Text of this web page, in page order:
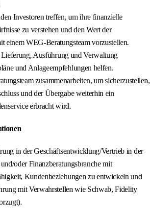
Investoren treffen, um ihre finanzielle
zu verstehen und den Wert der
einem WEG-Beratungsteam vorzustellen.
Ausführung und Verwaltung
und Anlageempfehlungen helfen.
zusammenarbeiten, um sicherzustellen,
und der Übergabe weiterhin ein
erbracht wird.
in der Geschäftsentwicklung/Vertrieb in der
oder Finanzberatungsbranche mit
Kundenbeziehungen zu entwickeln und
mit Verwahrstellen wie Schwab, Fidelity